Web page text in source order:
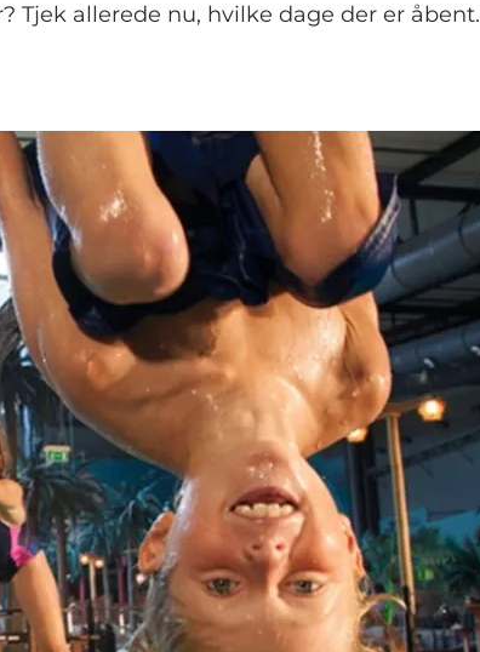
Tjek allerede nu, hvilke dage der er åbent.